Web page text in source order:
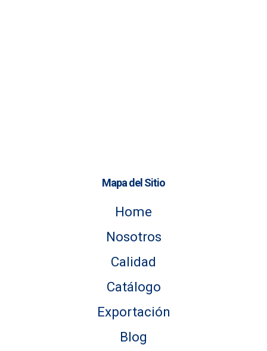
Mapa del Sitio
Home
Nosotros
Calidad
Catálogo
Exportación
Blog